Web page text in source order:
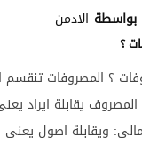
ويخلو من التحكم الشخصي . 2- أن
الارباح والخسائر على
وعدم إشتمال
بواسطة الادمن
؟
؟ المصروفات
يقابلة ايراد
ويقابلة اصول